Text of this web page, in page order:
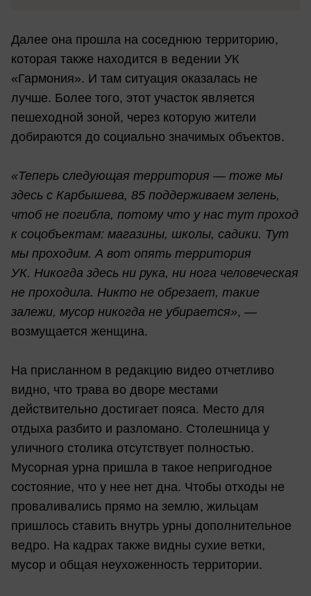
Далее она прошла на соседнюю территорию,
которая также находится в ведении УК
«Гармония». И там ситуация оказалась не
лучше. Более того, этот участок является
пешеходной зоной, через которую жители
добираются до социально значимых объектов.
«Теперь следующая территория — тоже мы
здесь с Карбышева, 85 поддерживаем зелень,
чтоб не погибла, потому что у нас тут проход
к соцобъектам: магазины, школы, садики. Тут
мы проходим. А вот опять территория
УК. Никогда здесь ни рука, ни нога человеческая
не проходила. Никто не обрезает, такие
залежи, мусор никогда не убирается», —
возмущается женщина.
На присланном в редакцию видео отчетливо
видно, что трава во дворе местами
действительно достигает пояса. Место для
отдыха разбито и разломано. Столешница у
уличного столика отсутствует полностью.
Мусорная урна пришла в такое непригодное
состояние, что у нее нет дна. Чтобы отходы не
проваливались прямо на землю, жильцам
пришлось ставить внутрь урны дополнительное
ведро. На кадрах также видны сухие ветки,
мусор и общая неухоженность территории.